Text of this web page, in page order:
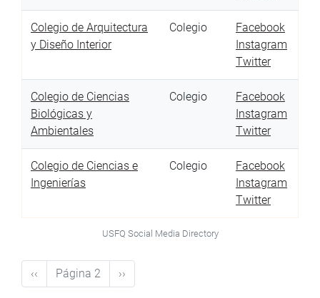
USFQ Social Media Directory
Colegio de Arquitectura
y Diseño Interior
Colegio
Facebook
Instagram
Twitter
Colegio de Ciencias
Biológicas y
Ambientales
Colegio
Facebook
Instagram
Twitter
Colegio de Ciencias e
Ingenierías
Colegio
Facebook
Instagram
Twitter
Paginación
Página
anterior
‹‹ Página 2
Siguiente
página
››